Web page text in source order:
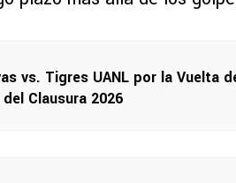
vs. Tigres UANL por la Vuelta
Clausura 2026